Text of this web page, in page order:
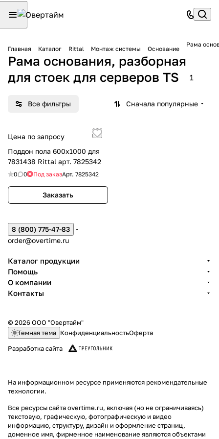
Главная Каталог Rittal Монтаж системы Основание
Рама
Рама основания, разборная
для стоек для серверов TS
1
Все фильтры Сначала популярные
Цена по запросу
Поддон пола 600х1000 для
7831438 Rittal арт. 7825342
0 0 Под заказАрт. 7825342
Заказать
8 (800) 775-47-83
order@overtime.ru
Каталог продукции
Помощь
О компании
Контакты
© 2026 ООО "Овертайм"
Темная тема КонфиденциальностьОферта
Разработка сайта
На информационном ресурсе применяются рекомендательные
технологии.
Все ресурсы сайта overtime.ru, включая (но не ограничиваясь)
текстовую, графическую, фотографическую и видео
информацию, структуру, дизайн и оформление страниц,
доменное имя, фирменное наименование являются объектами